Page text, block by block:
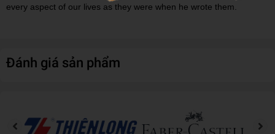
every aspect of our lives as they were when he wrote them.
Đánh giá sản phẩm